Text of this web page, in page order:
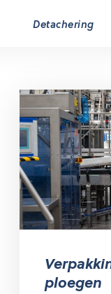
Detachering
ploegen